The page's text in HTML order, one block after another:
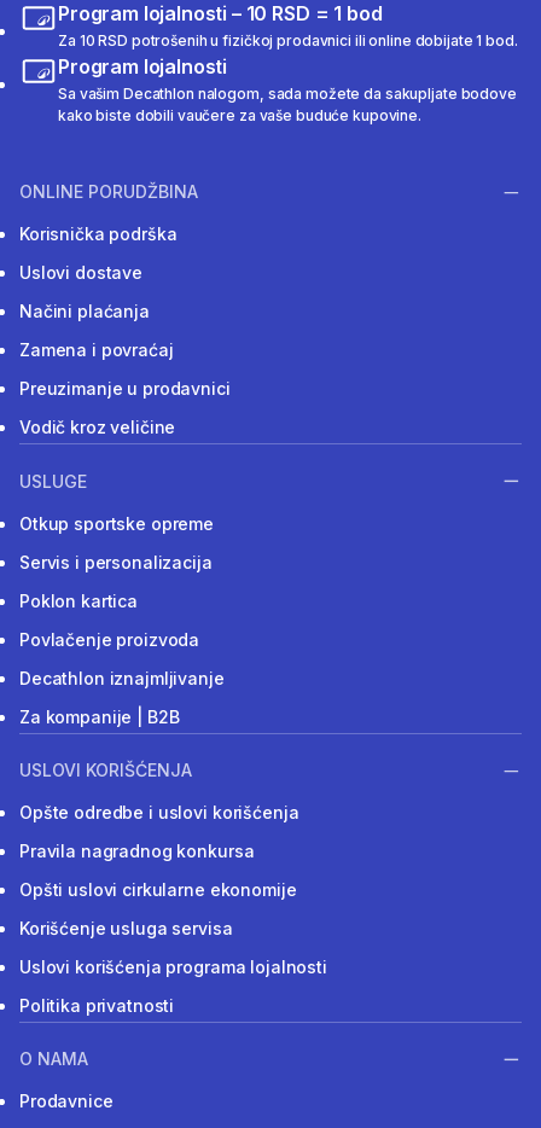
Program lojalnosti – 10 RSD = 1 bod
Za 10 RSD potrošenih u fizičkoj prodavnici ili online dobijate 1 bod.
Program lojalnosti
Sa vašim Decathlon nalogom, sada možete da sakupljate bodove
kako biste dobili vaučere za vaše buduće kupovine.
ONLINE PORUDŽBINA
Korisnička podrška
Uslovi dostave
Načini plaćanja
Zamena i povraćaj
Preuzimanje u prodavnici
Vodič kroz veličine
USLUGE
Otkup sportske opreme
Servis i personalizacija
Poklon kartica
Povlačenje proizvoda
Decathlon iznajmljivanje
Za kompanije | B2B
USLOVI KORIŠĆENJA
Opšte odredbe i uslovi korišćenja
Pravila nagradnog konkursa
Opšti uslovi cirkularne ekonomije
Korišćenje usluga servisa
Uslovi korišćenja programa lojalnosti
Politika privatnosti
O NAMA
Prodavnice